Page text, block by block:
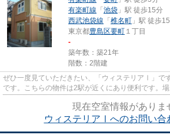
有楽町線 「 池袋 」駅 徒歩15分
西武池袋線 「 椎名町 」駅 徒歩
東京都豊島区要町 １丁目
-
築年数：築21年
階数：2階建
ぜひ一度見ていただきたい、「ウィステリアⅠ」で
です。こちらの物件は2駅が近くにあり便利です。
現在空室情報がありま
ウィステリアⅠへのお問い合